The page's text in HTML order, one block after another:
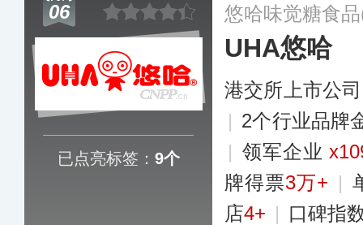
06
已点亮标签： 9个
悠哈味觉糖食
UHA悠哈
港交所上市公司
| 2个行业品牌
| 领军企业
牌得票3万+ |
店4+ | 口碑指